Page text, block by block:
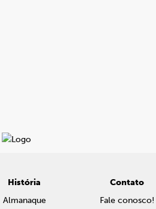
História
Almanaque
Contato
Fale conosco!